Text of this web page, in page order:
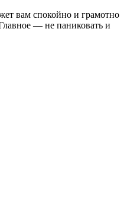
вам спокойно и грамотно
— не паниковать и